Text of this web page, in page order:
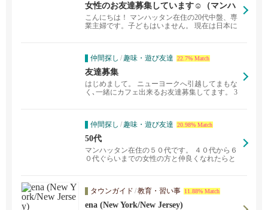
女性のお友達募集しています☺️（マンハ
ッタン）
こんにちは！ マンハッタン在住の20代中盤、専
業主婦です。子どもはいません。 現在は日本に
仲間探し / 趣味・遊び友達 22.7% Match
友達募集
はじめまして。 ニューヨークへ引越してまもな
く､一緒にカフェ出来るお友達募集してます。 3
仲間探し / 趣味・遊び友達 20.98% Match
50代
マンハッタン在住の５０代です。 ４０代から６
０代ぐらいまでの女性の方と仲良くなれたらと
タウンガイド /教育・習い事 11.88% Match
ena (New York/New Jersey)